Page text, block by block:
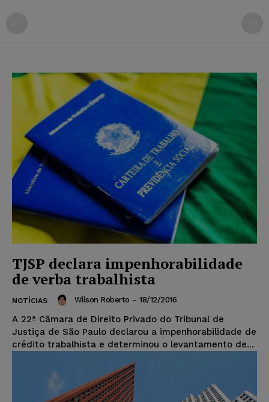
TJSP declara impenhorabilidade
de verba trabalhista
NOTÍCIAS Wilson Roberto - 18/12/2016
A 22ª Câmara de Direito Privado do Tribunal de
Justiça de São Paulo declarou a impenhorabilidade de
crédito trabalhista e determinou o levantamento de...